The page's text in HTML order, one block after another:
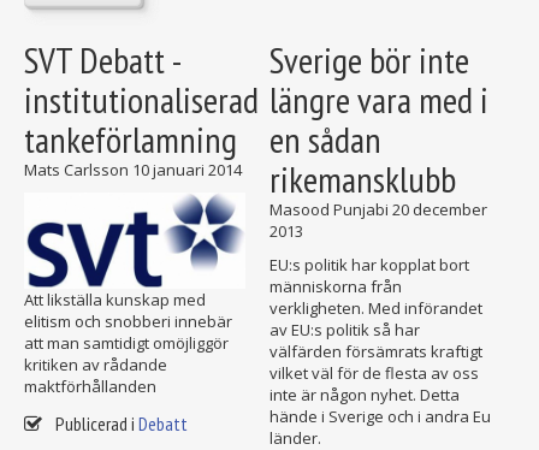
SVT Debatt -
institutionaliserad
tankeförlamning
Mats Carlsson 10 januari 2014
Att likställa kunskap med
elitism och snobberi innebär
att man samtidigt omöjliggör
kritiken av rådande
maktförhållanden
Publicerad i Debatt
Sverige bör inte
längre vara med i
en sådan
rikemansklubb
Masood Punjabi 20 december
2013
EU:s politik har kopplat bort
människorna från
verkligheten. Med införandet
av EU:s politik så har
välfärden försämrats kraftigt
vilket väl för de flesta av oss
inte är någon nyhet. Detta
hände i Sverige och i andra Eu
länder.